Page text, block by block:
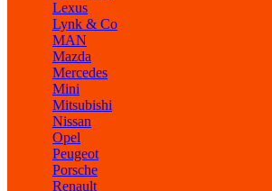
Lexus
Lynk & Co
MAN
Mazda
Mercedes
Mini
Mitsubishi
Nissan
Opel
Peugeot
Porsche
Renault